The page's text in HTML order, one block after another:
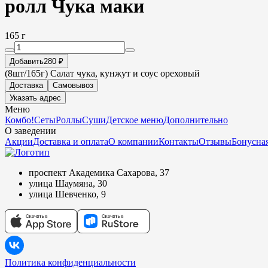
ролл Чука маки
165 г
Добавить280 ₽
(8шт/165г) Салат чука, кунжут и соус ореховый
Доставка
Самовывоз
Указать адрес
Меню
Комбо!СетыРоллыСушиДетское менюДополнительно
О заведении
АкцииДоставка и оплатаО компанииКонтактыОтзывы
проспект Академика Сахарова, 37
улица Шаумяна, 30
улица Шевченко, 9
Политика конфиденциальности